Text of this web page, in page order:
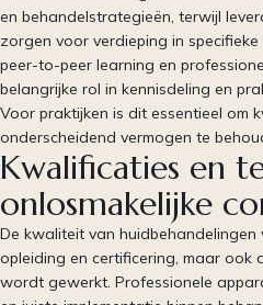
en behandelstrategieën, terwijl
zorgen voor verdieping in
peer-to-peer learning en
belangrijke rol in kennisdeling en
Voor praktijken is dit essentieel om
onderscheidend vermogen te
Kwalificaties en
onlosmakelijke
De kwaliteit van
opleiding en certificering, maar ook
wordt gewerkt. Professionele